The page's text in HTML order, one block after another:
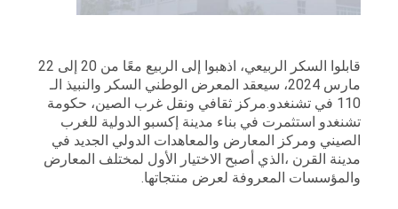
حالات
اطلب
اقتباس
خريطة
الموقع
قابلوا السكر الربيعي، اذهبوا إلى الربيع معًا من 20 إلى 22
مارس 2024، سيعقد المعرض الوطني السكر والنبيذ الـ
110 في تشنغدو.مركز ثقافي ونقل غرب الصين، حكومة
تشنغدو استثمرت في بناء مدينة إكسبو الدولية للغرب
الصيني ومركز المعارض والمعاهدات الدولي الجديد في
مدينة القرن ،الذي أصبح الاختيار الأول لمختلف المعارض
والمؤسسات المعروفة لعرض منتجاتها.